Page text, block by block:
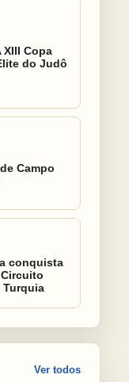
XIII Copa
do Judô
Campo
conquista
Turquia
Ver todos